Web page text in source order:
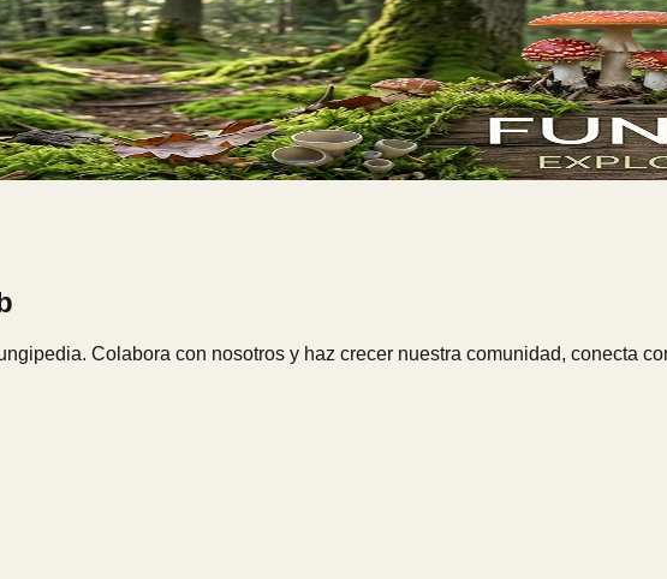
Colabora con nosotros y haz crecer nuestra comunidad, conecta